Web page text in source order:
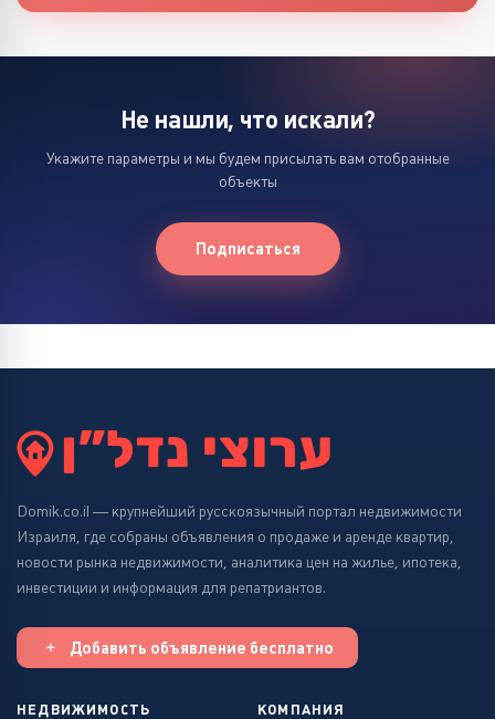
Не нашли, что искали?
Укажите параметры и мы будем присылать вам отобранные
объекты
Подписаться
Domik.co.il — крупнейший русскоязычный портал недвижимости
Израиля, где собраны объявления о продаже и аренде квартир,
новости рынка недвижимости, аналитика цен на жилье, ипотека,
инвестиции и информация для репатриантов.
Добавить объявление бесплатно
НЕДВИЖИМОСТЬ КОМПАНИЯ